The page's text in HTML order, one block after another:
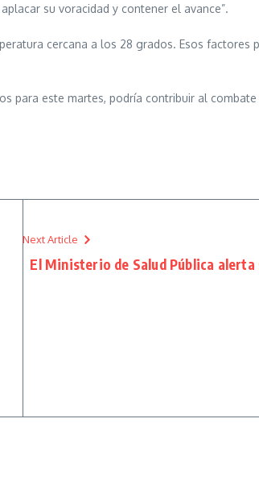
su voracidad y contener el avance”.
cercana a los 28 grados. Esos
para este martes, podría contribuir al
Next Article
El Ministerio de Salud Pública alerta